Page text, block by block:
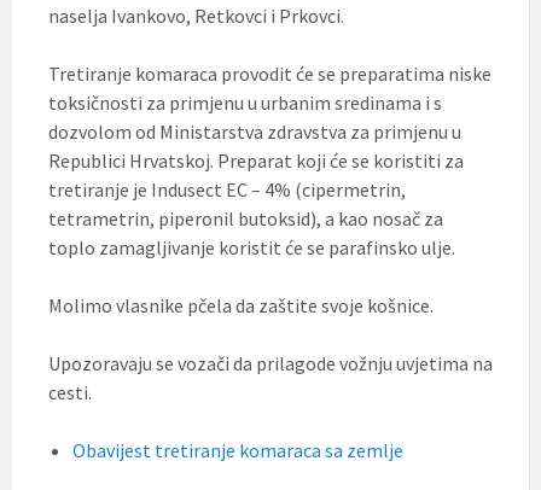
naselja Ivankovo, Retkovci i Prkovci.
Tretiranje komaraca provodit će se preparatima niske
toksičnosti za primjenu u urbanim sredinama i s
dozvolom od Ministarstva zdravstva za primjenu u
Republici Hrvatskoj. Preparat koji će se koristiti za
tretiranje je Indusect EC – 4% (cipermetrin,
tetrametrin, piperonil butoksid), a kao nosač za
toplo zamagljivanje koristit će se parafinsko ulje.
Molimo vlasnike pčela da zaštite svoje košnice.
Upozoravaju se vozači da prilagode vožnju uvjetima na
cesti.
Obavijest tretiranje komaraca sa zemlje